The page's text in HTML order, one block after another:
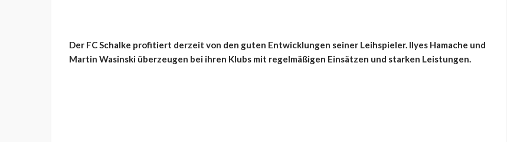
Der FC Schalke profitiert derzeit von den guten Entwicklungen seiner Leihspieler. Ilyes Hamache und
Martin Wasinski überzeugen bei ihren Klubs mit regelmäßigen Einsätzen und starken Leistungen.